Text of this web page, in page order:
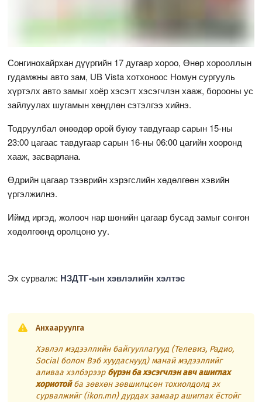
Сонгинохайрхан дүүргийн 17 дугаар хороо, Өнөр хорооллын
гудамжны авто зам, UB Vista хотхоноос Номун сургууль
хүртэлх авто замыг хоёр хэсэгт хэсэгчлэн хааж, борооны ус
зайлуулах шугамын хөндлөн сэтэлгээ хийнэ.
Тодруулбал өнөөдөр орой буюу тавдугаар сарын 15-ны
23:00 цагаас тавдугаар сарын 16-ны 06:00 цагийн хооронд
хааж, засварлана.
Өдрийн цагаар тээврийн хэрэгслийн хөдөлгөөн хэвийн
үргэлжилнэ.
Иймд иргэд, жолооч нар шөнийн цагаар бусад замыг сонгон
хөдөлгөөнд оролцоно уу.
Эх сурвалж: НЗДТГ-ын хэвлэлийн хэлтэс
Анхааруулга
Хэвлэл мэдээллийн байгууллагууд (Телевиз, Радио,
Social болон Вэб хуудаснууд) манай мэдээллийг
аливаа хэлбэрээр бүрэн ба хэсэгчлэн авч ашиглах
хориотойба зөвхөн зөвшилцсөн тохиолдолд эх
сурвалжийг (ikon.mn) дурдах замаар ашиглах ёстойг